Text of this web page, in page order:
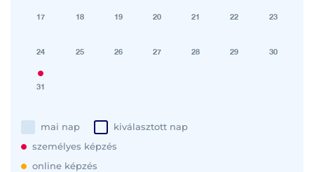
17 18 19 20 21 22 23
24 25 26 27 28 29 30
31
mai nap
kiválasztott nap
személyes képzés
online képzés